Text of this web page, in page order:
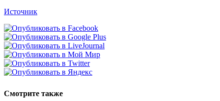
Источник
Смотрите также